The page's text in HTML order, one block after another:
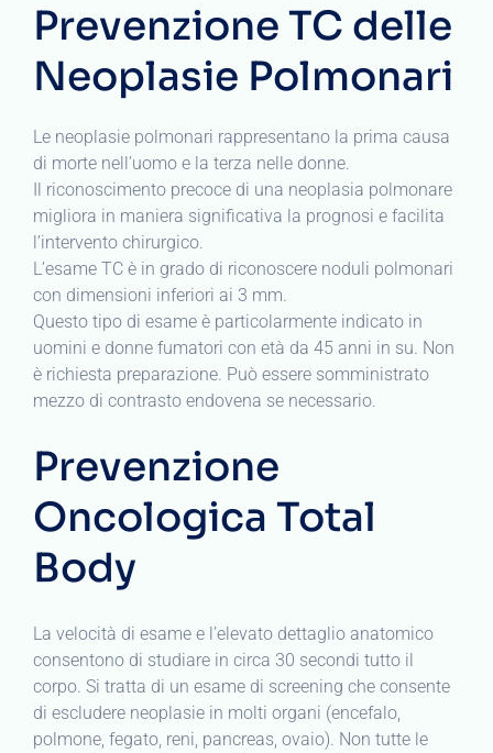
Prevenzione TC delle
Neoplasie Polmonari
Le neoplasie polmonari rappresentano la prima causa
di morte nell’uomo e la terza nelle donne.
Il riconoscimento precoce di una neoplasia polmonare
migliora in maniera significativa la prognosi e facilita
l’intervento chirurgico.
L’esame TC è in grado di riconoscere noduli polmonari
con dimensioni inferiori ai 3 mm.
Questo tipo di esame è particolarmente indicato in
uomini e donne fumatori con età da 45 anni in su. Non
è richiesta preparazione. Può essere somministrato
mezzo di contrasto endovena se necessario.
Prevenzione
Oncologica Total
Body
La velocità di esame e l’elevato dettaglio anatomico
consentono di studiare in circa 30 secondi tutto il
corpo. Si tratta di un esame di screening che consente
di escludere neoplasie in molti organi (encefalo,
polmone, fegato, reni, pancreas, ovaio). Non tutte le